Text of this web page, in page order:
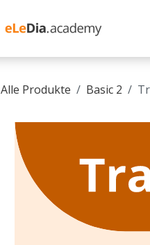
Alle Produkte Basic 2